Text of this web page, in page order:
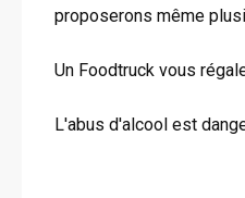
proposerons même
Un Foodtruck vous
L'abus d'alcool est